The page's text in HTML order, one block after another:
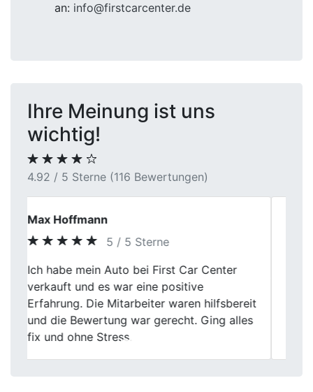
an: info@firstcarcenter.de
Ihre Meinung ist uns
wichtig!
4.92 / 5 Sterne (116 Bewertungen)
Volker Hahn
4 / 5 Sterne
Der Verkauf meines Fahrzeugs verlief
geordnet und professionell. Die
Kommunikation war sachlich, hätte aber
stellenweise etwas ausführlicher sein
können.
Previous